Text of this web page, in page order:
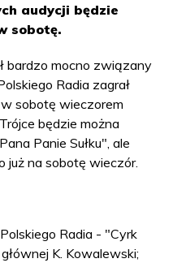
audycji będzie
sobotę.
bardzo mocno związany
Radia zagrał
sobotę wieczorem
będzie można
Panie Sułku", ale
już na sobotę wieczór.
Radia - "Cyrk
K. Kowalewski;